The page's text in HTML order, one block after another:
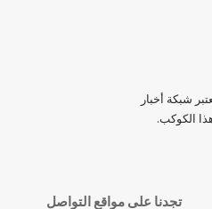
ونعتبر شبكة أخبار
الكوكب.
تجدنا على مواقع التواصل